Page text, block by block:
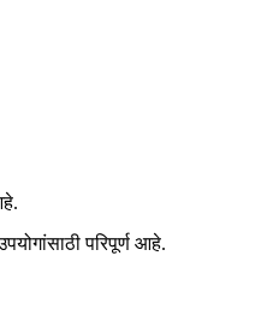
परिपूर्ण आहे.